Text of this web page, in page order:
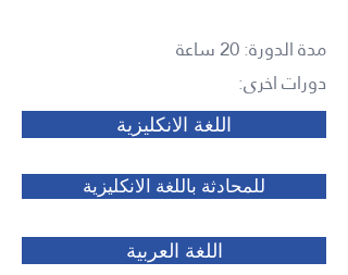
مدة الدورة: 20 ساعة
دورات اخرى:
اللغة الانكليزية
للمحادثة باللغة الانكليزية
اللغة العربية